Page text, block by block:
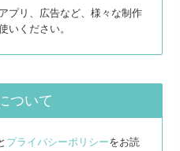
プリ、広告など、様々な制作
いください。
ついて
プライバシーポリシーをお読